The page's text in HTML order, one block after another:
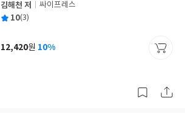
글
쓴
김해천 저
출
사
싸이프레스
평 10(3)
가
12,420원 10%